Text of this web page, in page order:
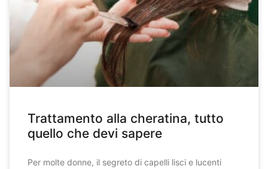
Trattamento alla cheratina, tutto
quello che devi sapere
Per molte donne, il segreto di capelli lisci e lucenti